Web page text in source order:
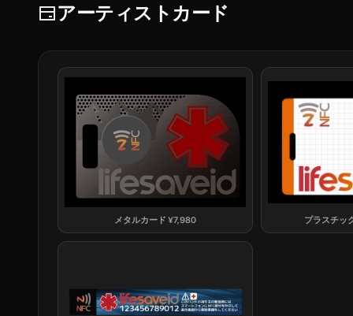
アーティストカード
メタルカード ¥7,980 プラスチッ